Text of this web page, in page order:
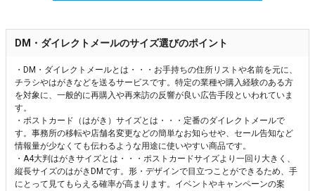
DM・ダイレクトメールのサイズ選びのポイント
・DM・ダイレクトメールとは・・・お手持ちの住所リストや名前を元に、
チラシやはがきなどを送るサービスです。特定の業種や購入経験のある方
を対象に、一般的に再購入や再来訪の反響が良い広告手段といわれていま
す。
・ポストカード（はがき）サイズとは・・・定番のダイレクトメールで
す。事務所の移転や店舗名変更などの簡単なお知らせや、セール告知など
情報量が少なくても伝わるような用途に使いやすい商品です。
・A4大判はがきサイズとは・・・ポストカードサイズより一回り大きく、
縦長サイズのはがきDMです。形・デザインで目立つことができるため、手
にとって見てもらえる確率が高まります。イベントやキャンペーンの案